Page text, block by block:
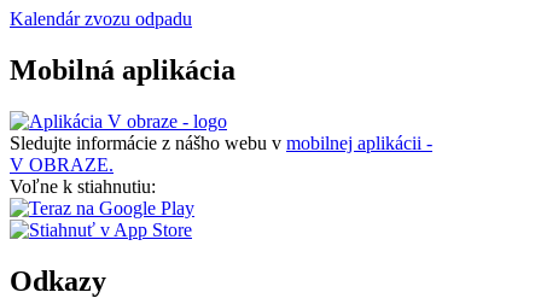
Kalendár zvozu odpadu
Mobilná aplikácia
Sledujte informácie z nášho webu v mobilnej aplikácii -
V OBRAZE.
Voľne k stiahnutiu:
Odkazy